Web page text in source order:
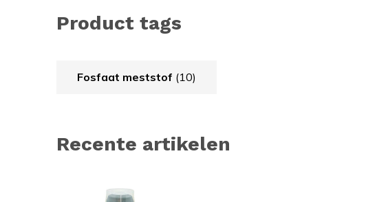
Product tags
Fosfaat meststof (10)
Recente artikelen